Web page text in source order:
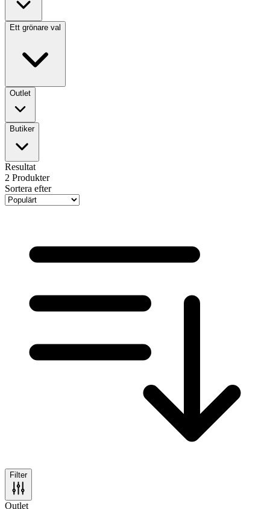
Ett grönare val
Outlet
Butiker
Resultat
2 Produkter
Sortera efter
Filter
Outlet